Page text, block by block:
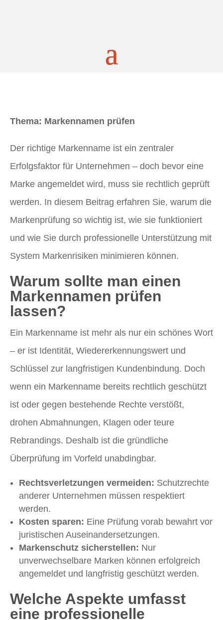
Thema: Markennamen prüfen
Der richtige Markenname ist ein zentraler
Erfolgsfaktor für Unternehmen – doch bevor eine
Marke angemeldet wird, muss sie rechtlich geprüft
werden. In diesem Beitrag erfahren Sie, warum die
Markenprüfung so wichtig ist, wie sie funktioniert
und wie Sie durch professionelle Unterstützung mit
System Markenrisiken minimieren können.
Warum sollte man einen
Markennamen prüfen
lassen?
Ein Markenname ist mehr als nur ein schönes Wort
– er ist Identität, Wiedererkennungswert und
Schlüssel zur langfristigen Kundenbindung. Doch
wenn ein Markenname bereits rechtlich geschützt
ist oder gegen bestehende Rechte verstößt,
drohen Abmahnungen, Klagen oder teure
Rebrandings. Deshalb ist die gründliche
Überprüfung im Vorfeld unabdingbar.
Rechtsverletzungen vermeiden: Schutzrechte
anderer Unternehmen müssen respektiert
werden.
Kosten sparen: Eine Prüfung vorab bewahrt vor
juristischen Auseinandersetzungen.
Markenschutz sicherstellen: Nur
unverwechselbare Marken können erfolgreich
angemeldet und langfristig geschützt werden.
Welche Aspekte umfasst
eine professionelle